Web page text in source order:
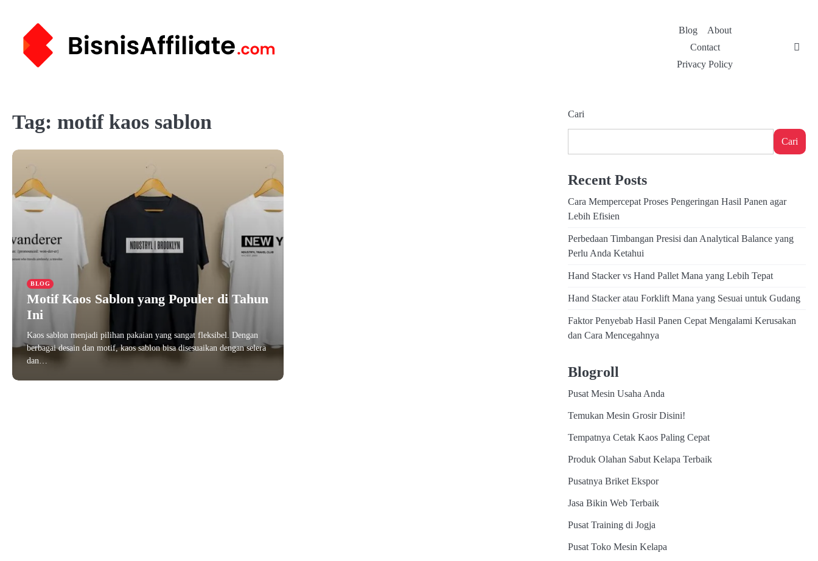
content
Blog
About
Contact
Privacy Policy
Tag: motif kaos sablon
BLOG
Motif Kaos Sablon yang Populer di Tahun
Ini
Kaos sablon menjadi pilihan pakaian yang sangat fleksibel. Dengan
berbagai desain dan motif, kaos sablon bisa disesuaikan dengan selera
dan…
November 5, 2024
Cari
Cari
Recent Posts
Cara Mempercepat Proses Pengeringan Hasil Panen agar
Lebih Efisien
Perbedaan Timbangan Presisi dan Analytical Balance yang
Perlu Anda Ketahui
Hand Stacker vs Hand Pallet Mana yang Lebih Tepat
Hand Stacker atau Forklift Mana yang Sesuai untuk Gudang
Faktor Penyebab Hasil Panen Cepat Mengalami Kerusakan
dan Cara Mencegahnya
Blogroll
Pusat Mesin Usaha Anda
Temukan Mesin Grosir Disini!
Tempatnya Cetak Kaos Paling Cepat
Produk Olahan Sabut Kelapa Terbaik
Pusatnya Briket Ekspor
Jasa Bikin Web Terbaik
Pusat Training di Jogja
Pusat Toko Mesin Kelapa